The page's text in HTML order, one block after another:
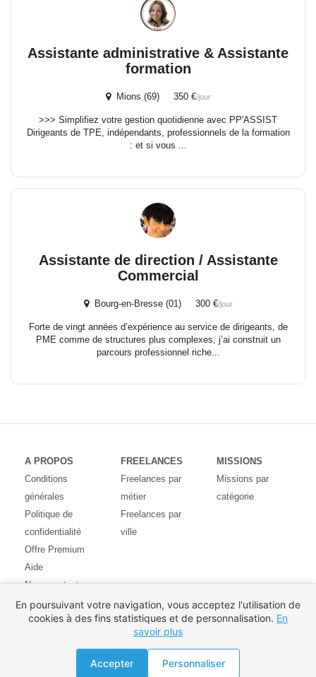
Assistante administrative & Assistante
formation
Mions (69) 350 €/jour
>>> Simplifiez votre gestion quotidienne avec PP'ASSIST
Dirigeants de TPE, indépendants, professionnels de la formation
: et si vous ...
Assistante de direction / Assistante
Commercial
Bourg-en-Bresse (01) 300 €/jour
Forte de vingt années d’expérience au service de dirigeants, de
PME comme de structures plus complexes, j’ai construit un
parcours professionnel riche...
Proposer une mission
A PROPOS
Conditions
générales
Politique de
confidentialité
Offre Premium
Aide
Nous contacter
Avis des
utilisateurs
FREELANCES
Freelances par
métier
Freelances par
ville
MISSIONS
Missions par
catégorie
En poursuivant votre navigation, vous acceptez l'utilisation de
cookies à des fins statistiques et de personnalisation. En
savoir plus
Accepter Personnaliser